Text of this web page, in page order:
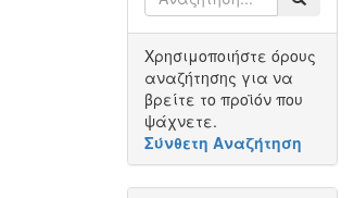
Χρησιμοποιήστε όρους
αναζήτησης για να
βρείτε το προϊόν που
ψάχνετε.
Σύνθετη Αναζήτηση